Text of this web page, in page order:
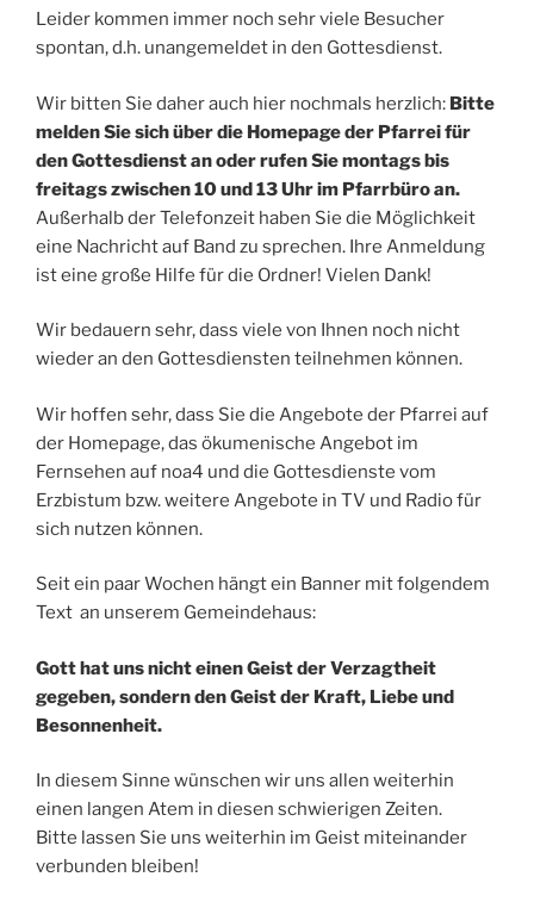
Leider kommen immer noch sehr viele Besucher
spontan, d.h. unangemeldet in den Gottesdienst.
Wir bitten Sie daher auch hier nochmals herzlich: Bitte
melden Sie sich über die Homepage der Pfarrei für
den Gottesdienst an oder rufen Sie montags bis
freitags zwischen 10 und 13 Uhr im Pfarrbüro an.
Außerhalb der Telefonzeit haben Sie die Möglichkeit
eine Nachricht auf Band zu sprechen. Ihre Anmeldung
ist eine große Hilfe für die Ordner! Vielen Dank!
Wir bedauern sehr, dass viele von Ihnen noch nicht
wieder an den Gottesdiensten teilnehmen können.
Wir hoffen sehr, dass Sie die Angebote der Pfarrei auf
der Homepage, das ökumenische Angebot im
Fernsehen auf noa4 und die Gottesdienste vom
Erzbistum bzw. weitere Angebote in TV und Radio für
sich nutzen können.
Seit ein paar Wochen hängt ein Banner mit folgendem
Text an unserem Gemeindehaus:
Gott hat uns nicht einen Geist der Verzagtheit
gegeben, sondern den Geist der Kraft, Liebe und
Besonnenheit.
In diesem Sinne wünschen wir uns allen weiterhin
einen langen Atem in diesen schwierigen Zeiten.
Bitte lassen Sie uns weiterhin im Geist miteinander
verbunden bleiben!